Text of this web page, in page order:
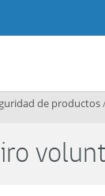
de productos